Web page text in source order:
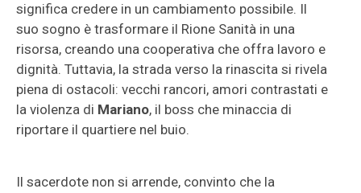
significa credere in un cambiamento possibile. Il
suo sogno è trasformare il Rione Sanità in una
risorsa, creando una cooperativa che offra lavoro e
dignità. Tuttavia, la strada verso la rinascita si rivela
piena di ostacoli: vecchi rancori, amori contrastati e
la violenza di Mariano, il boss che minaccia di
riportare il quartiere nel buio.
Il sacerdote non si arrende, convinto che la